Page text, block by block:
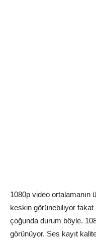
1080p video ortalamanın
keskin görünebiliyor fakat
çoğunda durum böyle.
görünüyor. Ses kayıt